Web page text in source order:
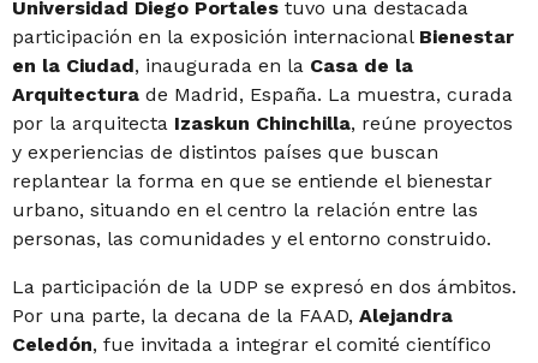
Universidad Diego Portales tuvo una destacada
participación en la exposición internacional Bienestar
en la Ciudad, inaugurada en la Casa de la
Arquitectura de Madrid, España. La muestra, curada
por la arquitecta Izaskun Chinchilla, reúne proyectos
y experiencias de distintos países que buscan
replantear la forma en que se entiende el bienestar
urbano, situando en el centro la relación entre las
personas, las comunidades y el entorno construido.
La participación de la UDP se expresó en dos ámbitos.
Por una parte, la decana de la FAAD, Alejandra
Celedón, fue invitada a integrar el comité científico